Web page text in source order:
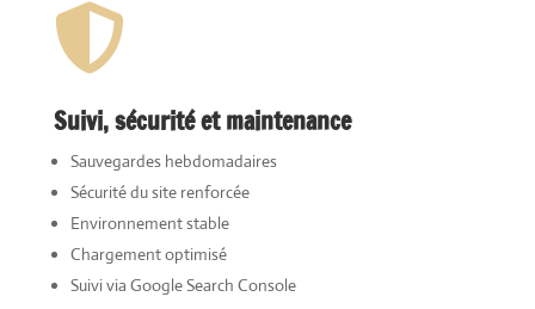

Suivi, sécurité et maintenance
Sauvegardes hebdomadaires
Sécurité du site renforcée
Environnement stable
Chargement optimisé
Suivi via Google Search Console